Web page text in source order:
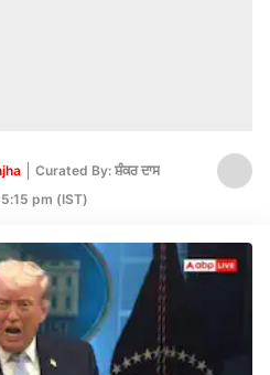
Curated By: ਸ਼ੰਕਰ ਦਾਸ
pm (IST)